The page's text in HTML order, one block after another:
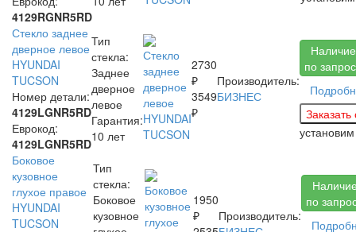
4129RGNR5RD
Стекло заднее
дверное левое
HYUNDAI
TUCSON
Номер детали:
4129LGNR5RD
Еврокод:
4129LGNR5RD
Тип
стекла:
Заднее
дверное
левое
Гарантия:
10 лет
2730
₽
3549
₽
Производитель:
БИЗНЕС
Наличие
по
Боковое
кузовное
глухое правое
HYUNDAI
TUCSON
Тип
стекла:
Боковое
кузовное
1950
₽
Производитель:
по